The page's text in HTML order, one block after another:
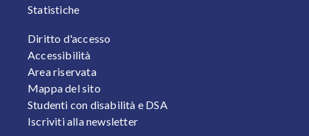
Statistiche
FOOTER 2
Diritto d'accesso
Accessibilità
Area riservata
Mappa del sito
Studenti con disabilità e DSA
Iscriviti alla newsletter